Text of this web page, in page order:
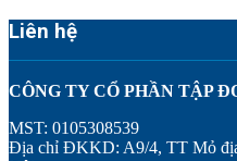
Liên hệ
CÔNG TY CỔ PHẦN TẬP
MST: 0105308539
Địa chỉ ĐKKD: A9/4, TT Mỏ